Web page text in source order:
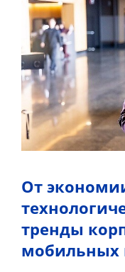
От
тренды
мобильных